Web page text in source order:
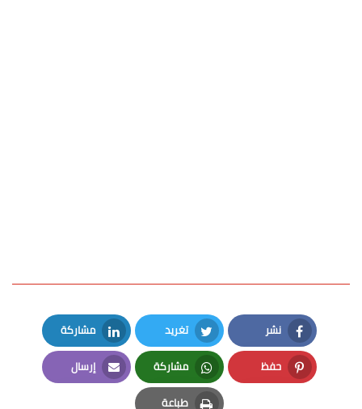
نشر
Facebook
تغريد
Twitter
مشاركة
LinkedIn
حفظ
Pinterest
مشاركة
Whatsapp
إرسال
Email
طباعة